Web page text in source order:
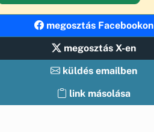
megosztás Facebookon
megosztás X-en
küldés emailben
link másolása